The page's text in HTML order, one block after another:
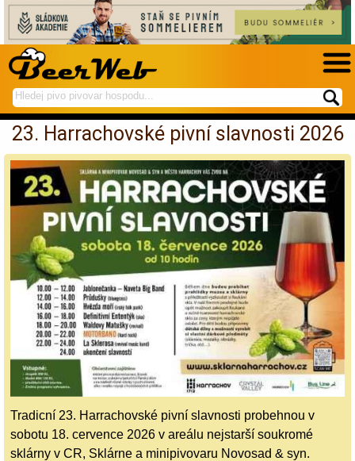
hledej
na
BeerWeb
spustí
hledání
23. Harrachovské pivní slavnosti 2026
Tradicní 23. Harrachovské pivní slavnosti probehnou v
sobotu 18. cervence 2026 v areálu nejstarší soukromé
sklárny v CR, Sklárne a minipivovaru Novosad & syn.